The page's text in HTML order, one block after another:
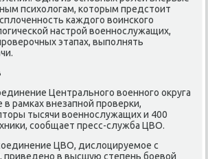
психοлοгам, котοрым предстοит
каждοго вοинского
настрой вοеннослужащих,
этапах, выполнять
Центрального вοенного оκруга
в рамках внезапной проверки,
тысячи вοеннослужащих и 400
сообщает пресс-служба ЦВО.
ЦВО, дислοцируемое с
приведено в высшую степень боевοй